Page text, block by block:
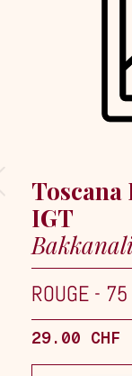
Toscana
IGT
ROUGE -
29.00